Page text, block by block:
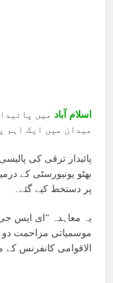
اسلام آباد میں
میدان میں ایک اہم
پائیدار ترقی کی
بھٹو یونیورسٹی کے
پر دستخط کیے گئے۔
یہ معاہدہ “ای ایس جی،
موسمیاتی مزاحمت دو
الاقوامی کانفرنس کے